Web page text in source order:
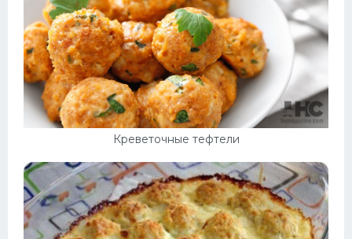
Креветочные тефтели